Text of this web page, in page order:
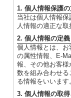
1. 個人情報保護
当社は個人情報
人情報の適正な取
2. 個人情報の定義
個人情報とは、
の属性情報、E-
報、その他お客
数を組み合わせる
る情報をいいます
3. 個人情報の取